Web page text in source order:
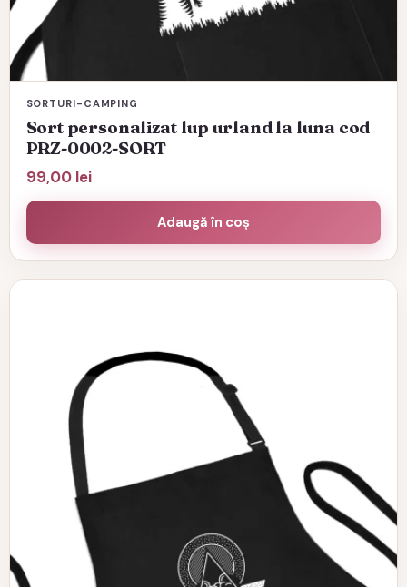
SORTURI-CAMPING
Sort personalizat lup urland la luna cod
PRZ-0002-SORT
99,00 lei
Adaugă în coș